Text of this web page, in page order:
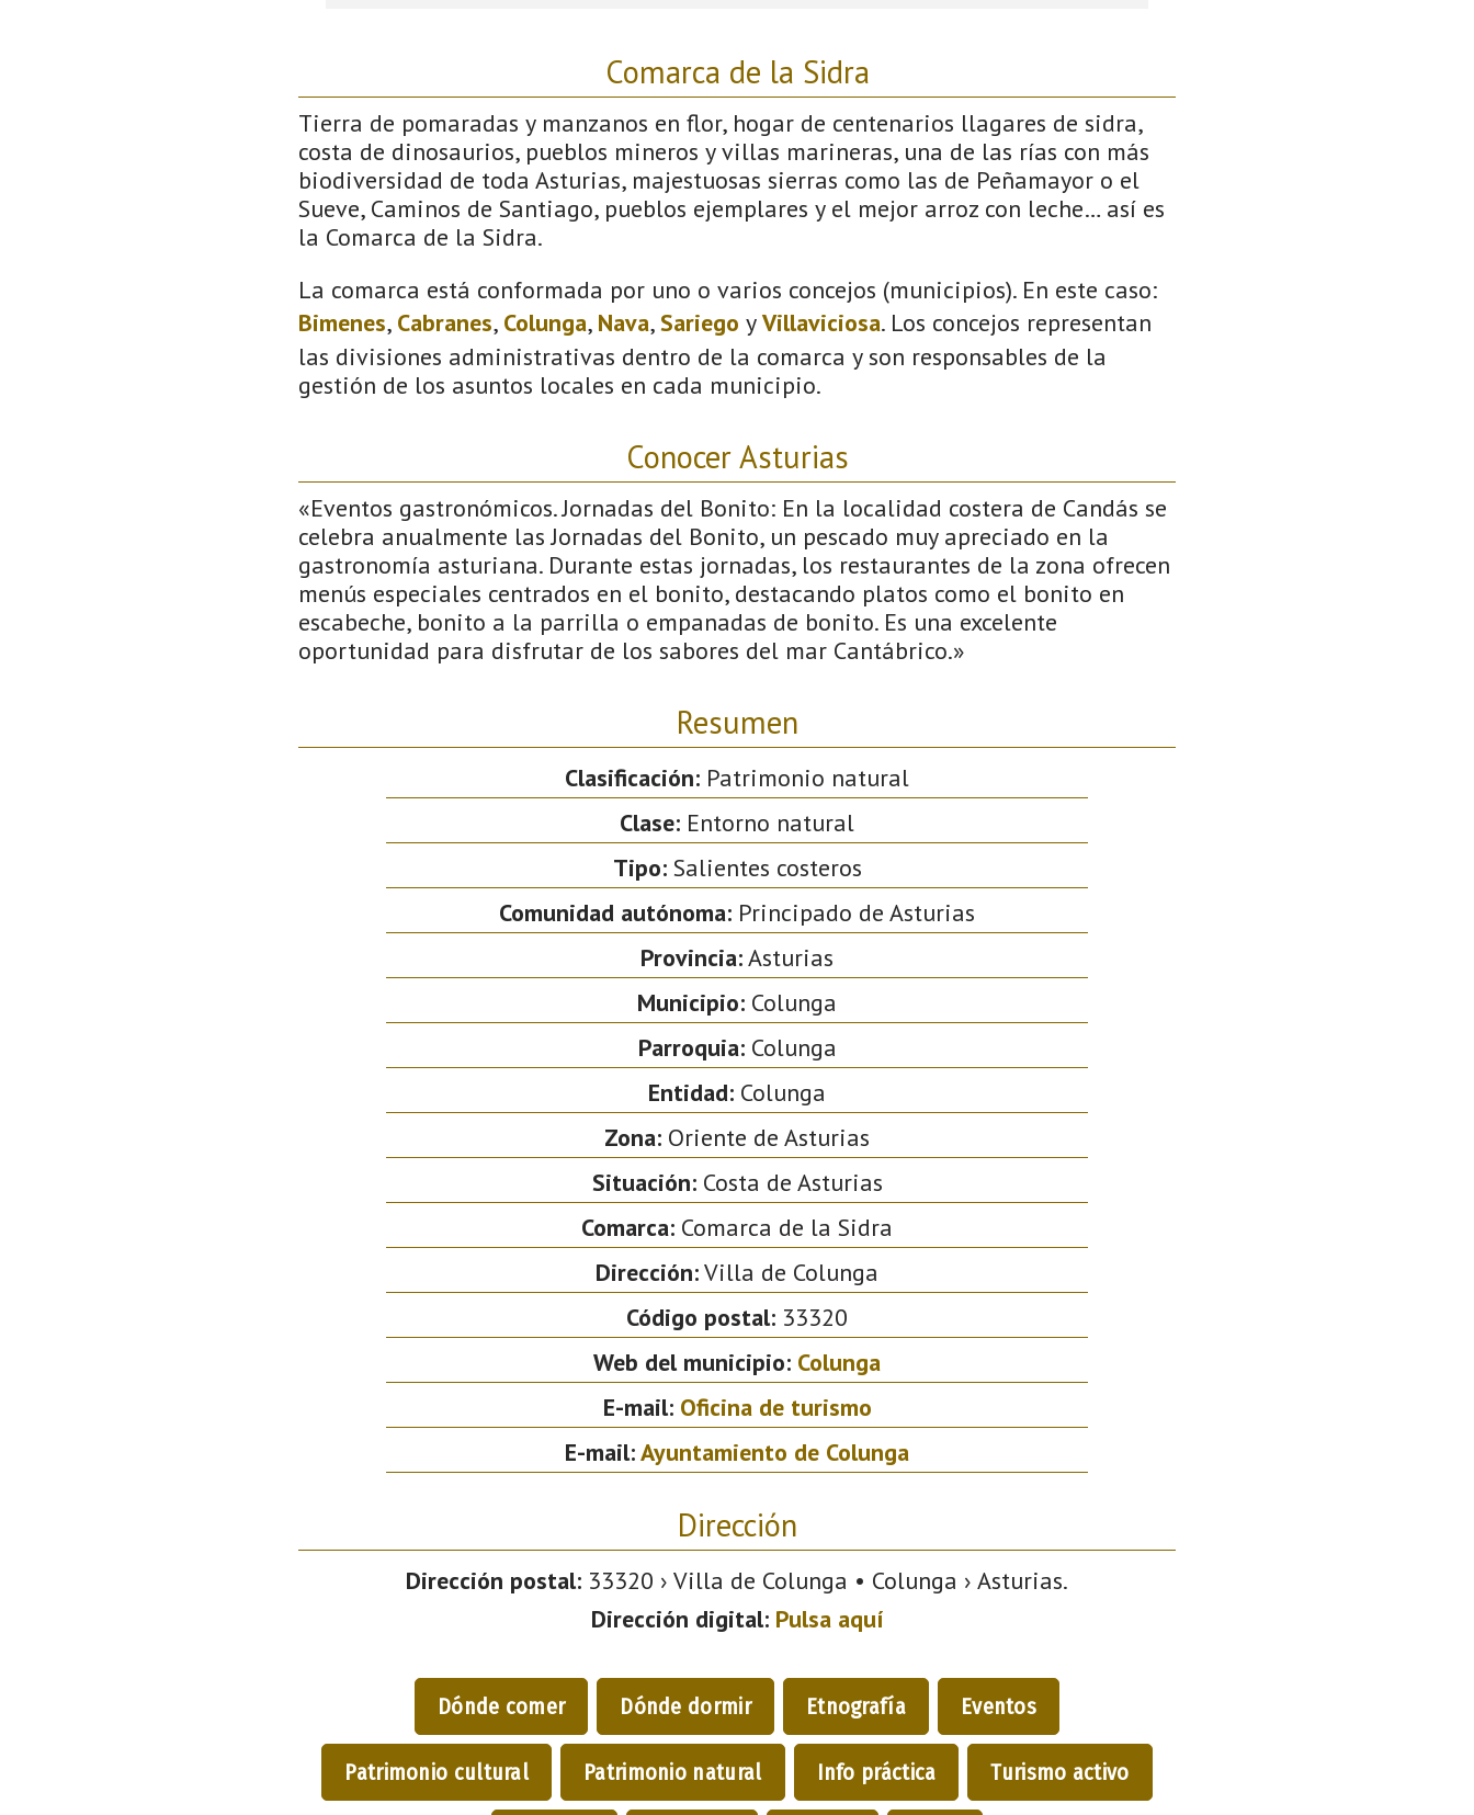
Comarca de la Sidra
Tierra de pomaradas y manzanos en flor, hogar de centenarios llagares de sidra,
costa de dinosaurios, pueblos mineros y villas marineras, una de las rías con más
biodiversidad de toda Asturias, majestuosas sierras como las de Peñamayor o el
Sueve, Caminos de Santiago, pueblos ejemplares y el mejor arroz con leche… así es
la Comarca de la Sidra.
La comarca está conformada por uno o varios concejos (municipios). En este caso:
Bimenes, Cabranes, Colunga, Nava,Sariego yVillaviciosa. Los concejos representan
las divisiones administrativas dentro de la comarca y son responsables de la
gestión de los asuntos locales en cada municipio.
Conocer Asturias
«Eventos gastronómicos. Jornadas del Bonito: En la localidad costera de Candás se
celebra anualmente las Jornadas del Bonito, un pescado muy apreciado en la
gastronomía asturiana. Durante estas jornadas, los restaurantes de la zona ofrecen
menús especiales centrados en el bonito, destacando platos como el bonito en
escabeche, bonito a la parrilla o empanadas de bonito. Es una excelente
oportunidad para disfrutar de los sabores del mar Cantábrico.»
Resumen
Clasificación: Patrimonio natural
Clase: Entorno natural
Tipo:Salientes costeros
Comunidad autónoma: Principado de Asturias
Provincia:Asturias
Municipio: Colunga
Parroquia:Colunga
Entidad: Colunga
Zona: Oriente de Asturias
Situación:Costa de Asturias
Comarca: Comarca de la Sidra
Dirección:Villa de Colunga
Código postal: 33320
Web del municipio: Colunga
E-mail: Oficina de turismo
E-mail:Ayuntamiento de Colunga
Dirección
Dirección postal: 33320 › Villa de Colunga • Colunga › Asturias.
Dirección digital: Pulsa aquí
Dónde comer Dónde dormir Etnografía Eventos
Patrimonio cultural Patrimonio natural Info práctica Turismo activo